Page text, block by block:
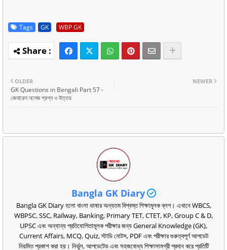
Tags GK WBP GK
NEWER
OLDER
GK Questions in Bengali Part 57 -
জেনারেল নলেজ প্রশ্ন ও উত্তর
Bangla GK Diary
Bangla GK Diary হলো বাংলা ভাষার অন্যতম বিশ্বস্ত শিক্ষামূলক ব্লগ। এখানে WBCS,
WBPSC, SSC, Railway, Banking, Primary TET, CTET, KP, Group C & D,
UPSC এবং অন্যান্য প্রতিযোগিতামূলক পরীক্ষার জন্য General Knowledge (GK),
Current Affairs, MCQ, Quiz, স্টাডি নোটস, PDF এবং পরীক্ষার গুরুত্বপূর্ণ আপডেট
নিয়মিত প্রকাশ করা হয়। নির্ভুল, আপডেটেড এবং সহজবোধ্য শিক্ষাসামগ্রী প্রদান করে প্রতিটি